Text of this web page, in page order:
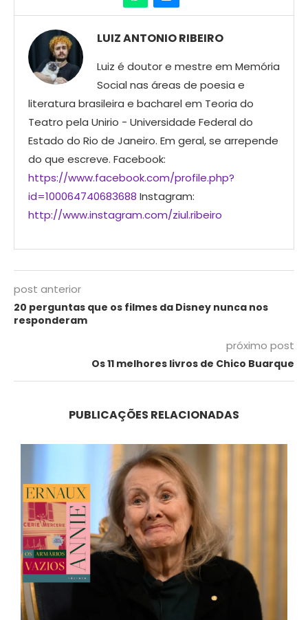
LUIZ ANTONIO RIBEIRO
Luiz é doutor e mestre em Memória
Social nas áreas de poesia e
literatura brasileira e bacharel em Teoria do
Teatro pela Unirio - Universidade Federal do
Estado do Rio de Janeiro. Em geral, se arrepende
do que escreve. Facebook:
https://www.facebook.com/profile.php?
id=100064740683688 Instagram:
http://www.instagram.com/ziul.ribeiro
post anterior
20 perguntas que os filmes da Disney nunca nos
responderam
próximo post
Os 11 melhores livros de Chico Buarque
PUBLICAÇÕES RELACIONADAS